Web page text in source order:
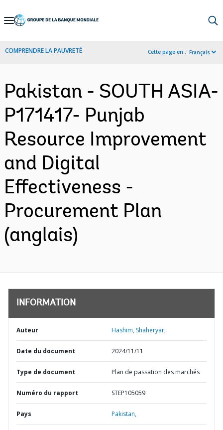
Skip
Navigation
COMPRENDRE LA PAUVRETÉ Cette page en : Français
Pakistan - SOUTH ASIA-
P171417- Punjab
Resource Improvement
and Digital
Effectiveness -
Procurement Plan
(anglais)
INFORMATION
Auteur Hashim, Shaheryar;
Date du document 2024/11/11
Type de document Plan de passation des marchés
Numéro du rapport STEP105059
Pays Pakistan,